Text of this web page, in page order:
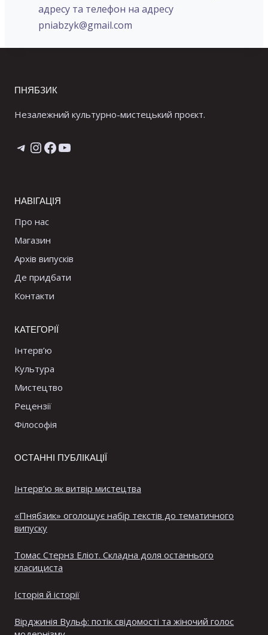
адресу та телефон на адресу
pniabzyk@gmail.com
ПНЯБЗИК
Незалежний культурно-мистецький проєкт.
Telegram
Instagram
Facebook
YouTube
НАВІГАЦІЯ
Про нас
Магазин
Архів випусків
Де придбати
Контакти
КАТЕГОРІЇ
Інтерв’ю
Культура
Мистецтво
Рецензії
Філософія
ОСТАННІ ПУБЛІКАЦІЇ
Інтерв’ю як витвір мистецтва
«Пнябзик» оголошує набір текстів до тематичного
випуску
Томас Стернз Еліот. Складна доля останнього
класициста
Історія й історії
Вірджинія Вульф: потік свідомості та жіночий голос